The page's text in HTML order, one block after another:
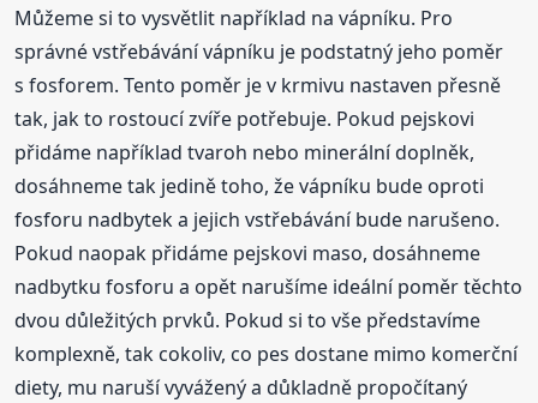
Můžeme si to vysvětlit například na vápníku. Pro
správné vstřebávání vápníku je podstatný jeho poměr
s fosforem. Tento poměr je v krmivu nastaven přesně
tak, jak to rostoucí zvíře potřebuje. Pokud pejskovi
přidáme například tvaroh nebo minerální doplněk,
dosáhneme tak jedině toho, že vápníku bude oproti
fosforu nadbytek a jejich vstřebávání bude narušeno.
Pokud naopak přidáme pejskovi maso, dosáhneme
nadbytku fosforu a opět narušíme ideální poměr těchto
dvou důležitých prvků. Pokud si to vše představíme
komplexně, tak cokoliv, co pes dostane mimo komerční
diety, mu naruší vyvážený a důkladně propočítaný